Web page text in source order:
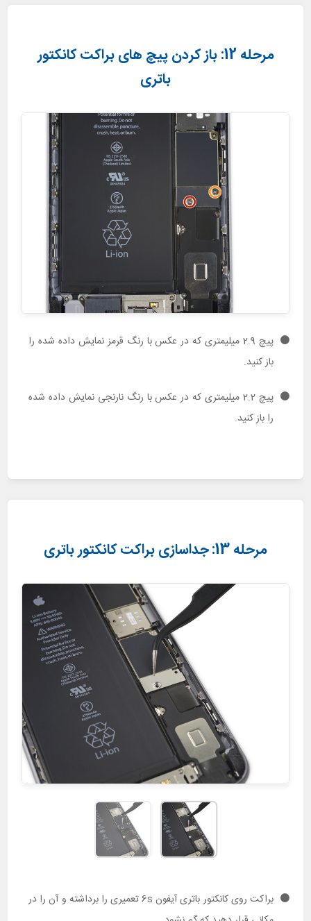
مرحله 12: باز کردن پیچ های براکت کانکتور
باتری
پیچ 2.9 میلیمتری که در عکس با رنگ قرمز نمایش داده شده را
باز کنید.
پیچ 2.2 میلیمتری که در عکس با رنگ نارنجی نمایش داده شده
را باز کنید.
مرحله 13: جداسازی براکت کانکتور باتری
براکت روی کانکتور باتری آیفون 6s تعمیری را برداشته و آن را در